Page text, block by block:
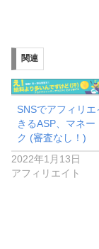
み
中…
関連
SNSでアフィリエ
きるASP、マネー
ク (審査なし！)
2022年1月13日
アフィリエイト